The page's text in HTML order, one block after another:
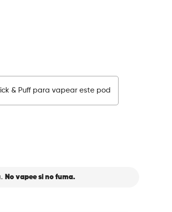
& Puff para vapear este pod
No vapee si no fuma.